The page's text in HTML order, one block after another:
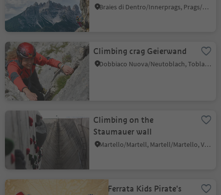
Braies di Dentro/Innerprags, Prags/Braies, Dolomites Region 3 Zinnen
Climbing crag Geierwand
Dobbiaco Nuova/Neutoblach, Toblach/Dobbiaco, Dolomites Region 3 Zinnen
Climbing on the
Staumauer wall
Martello/Martell, Martell/Martello, Vinschgau/Val Venosta
Via Ferrata Kids Pirate's